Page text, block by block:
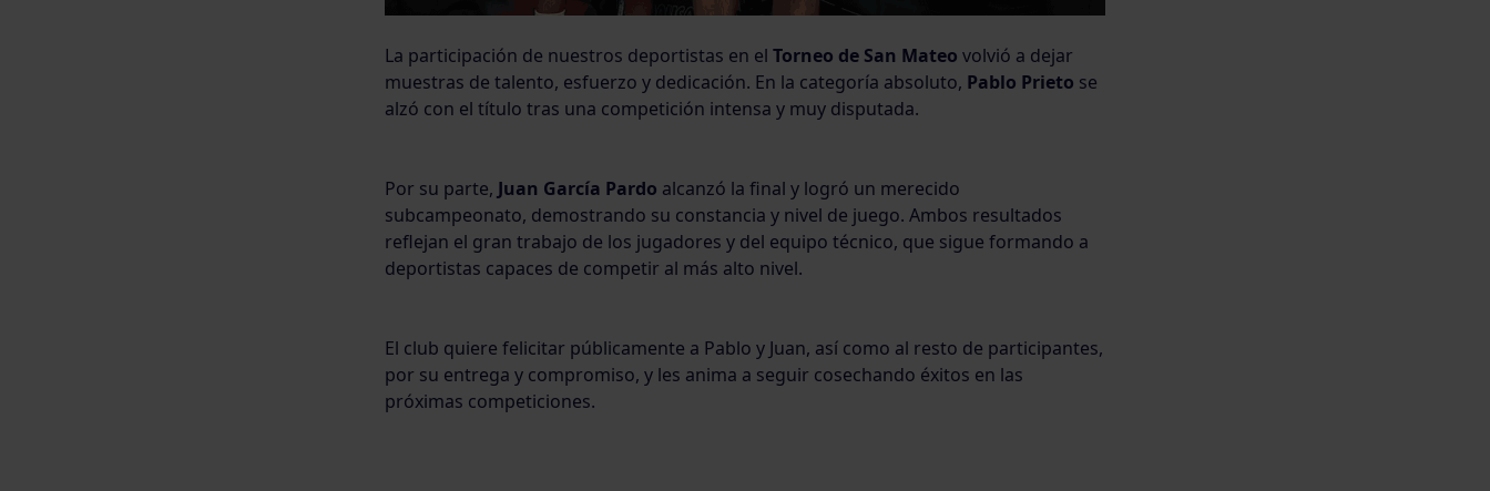
La participación de nuestros deportistas en el Torneo de San Mateo volvió a dejar
muestras de talento, esfuerzo y dedicación. En la categoría absoluto, Pablo Prieto se
alzó con el título tras una competición intensa y muy disputada.
Por su parte, Juan García Pardo alcanzó la final y logró un merecido
subcampeonato, demostrando su constancia y nivel de juego. Ambos resultados
reflejan el gran trabajo de los jugadores y del equipo técnico, que sigue formando a
deportistas capaces de competir al más alto nivel.
El club quiere felicitar públicamente a Pablo y Juan, así como al resto de participantes,
por su entrega y compromiso, y les anima a seguir cosechando éxitos en las
próximas competiciones.